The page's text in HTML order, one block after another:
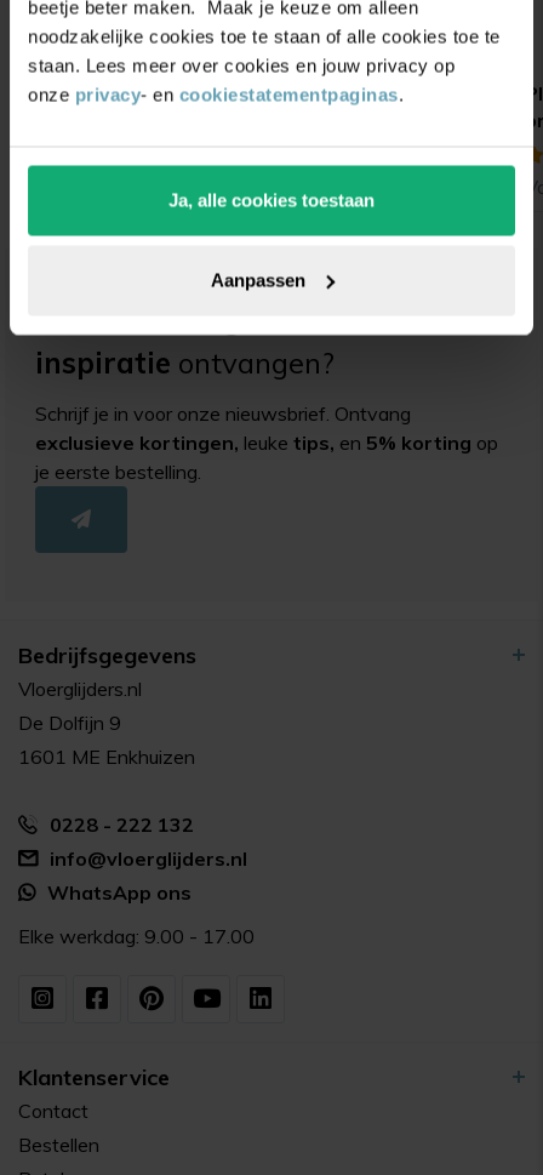
beetje beter maken. Maak je keuze om alleen
noodzakelijke cookies toe te staan of alle cookies toe te
staan. Lees meer over cookies en jouw privacy op
onze privacy- en cookiestatementpaginas.
Ja, alle cookies toestaan
Aanpassen
Strook schuurpapier
Alcoholdoekjes
inspiratie ontvangen?
Schrijf je in voor onze nieuwsbrief. Ontvang
exclusieve kortingen, leuketips, en 5% korting op
je eerste bestelling.
Bedrijfsgegevens
Vloerglijders.nl
De Dolfijn 9
1601 ME Enkhuizen
0228 - 222 132
info@vloerglijders.nl
WhatsApp ons
Elke werkdag: 9.00 - 17.00
Klantenservice
Contact
Bestellen